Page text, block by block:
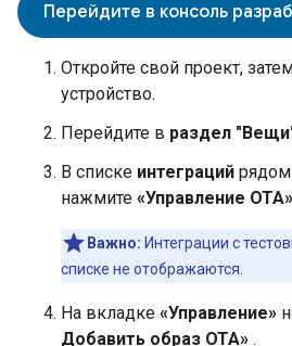
Перейдите в консоль
Откройте свой проект,
устройство.
Перейдите в раздел
В списке интеграций рядом
нажмите «Управление OTA»
Важно: Интеграции с
списке не отображаются.
На вкладке «Управление»
Добавить образ OTA» .